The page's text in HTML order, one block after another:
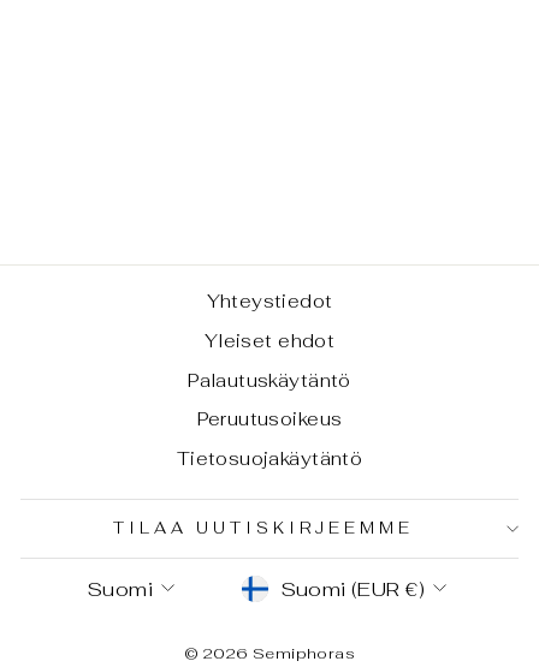
Yhteystiedot
Yleiset ehdot
Palautuskäytäntö
Peruutusoikeus
Tietosuojakäytäntö
TILAA UUTISKIRJEEMME
KIELI
Suomi VALUUTTA
Suomi (EUR €)
© 2026 Semiphoras